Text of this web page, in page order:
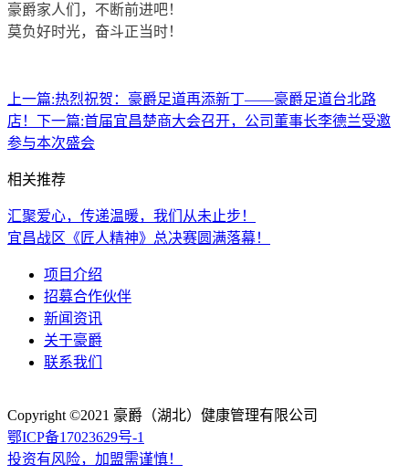
豪爵家人们，不断前进吧！
莫负好时光，奋斗正当时！
上一篇:热烈祝贺：豪爵足道再添新丁——豪爵足道台北路
店！ 下一篇:首届宜昌楚商大会召开，公司董事长李德兰受邀
参与本次盛会
相关推荐
汇聚爱心，传递温暖，我们从未止步！
宜昌战区《匠人精神》总决赛圆满落幕！
项目介绍
招募合作伙伴
新闻资讯
关于豪爵
联系我们
Copyright ©2021 豪爵（湖北）健康管理有限公司
鄂ICP备17023629号-1
投资有风险，加盟需谨慎！